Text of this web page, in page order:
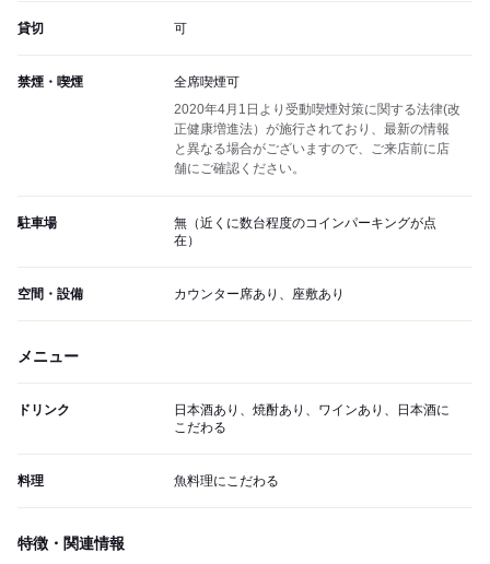
貸切 可
禁煙・喫煙
全席喫煙可
2020年4月1日より受動喫煙対策に関する法律(改
正健康増進法）が施行されており、最新の情報
と異なる場合がございますので、ご来店前に店
舗にご確認ください。
駐車場
無（近くに数台程度のコインパーキングが点
在）
空間・設備 カウンター席あり、座敷あり
メニュー
ドリンク
日本酒あり、焼酎あり、ワインあり、日本酒に
こだわる
料理 魚料理にこだわる
特徴・関連情報